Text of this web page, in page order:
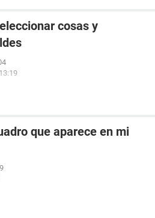
cosas y
que aparece en mi